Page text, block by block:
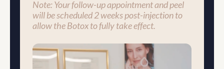
Note: Your follow-up appointment and peel
will be scheduled 2 weeks post-injection to
allow the Botox to fully take effect.